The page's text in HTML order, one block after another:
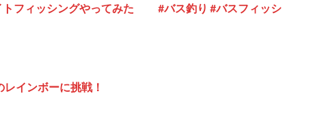
トフィッシングやってみた #バス釣り #バスフィッシ
インボーに挑戦！